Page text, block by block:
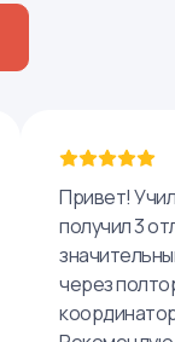
Привет!
получил 3
через